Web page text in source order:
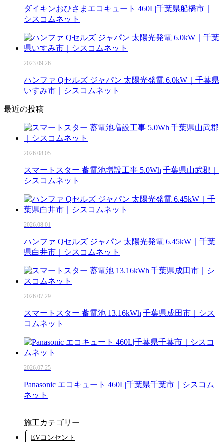
ダイキンおひさまエコキュート 460L|千葉県船橋市｜
シスコムネット
2023.09.26
ハンファ Qセルズ ジャパン 太陽光発電 6.0kW｜千葉県
いすみ市｜シスコムネット
最近の投稿
2026.08.05
スマートスター 蓄電池増設工事 5.0Wh|千葉県山武郡｜
シスコムネット
2026.08.01
ハンファ Qセルズ ジャパン 太陽光発電 6.45kW｜千葉
県白井市｜シスコムネット
2026.07.29
スマートスター 蓄電池 13.16kWh|千葉県成田市｜シス
コムネット
2026.07.25
Panasonic エコキュート 460L|千葉県千葉市｜シスコム
ネット
施工カテゴリー
EVコンセント